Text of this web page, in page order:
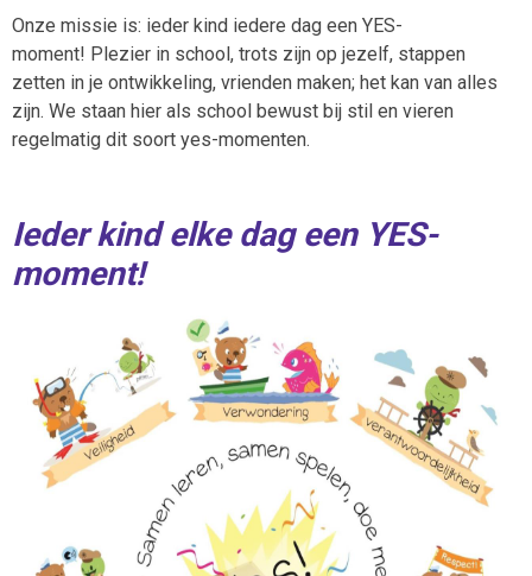
Onze missie is: ieder kind iedere dag een YES-
moment! Plezier in school, trots zijn op jezelf, stappen
zetten in je ontwikkeling, vrienden maken; het kan van alles
zijn. We staan hier als school bewust bij stil en vieren
regelmatig dit soort yes-momenten.
Ieder kind elke dag een YES-
moment!